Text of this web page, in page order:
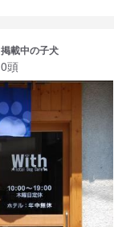
掲載中の子犬
0頭